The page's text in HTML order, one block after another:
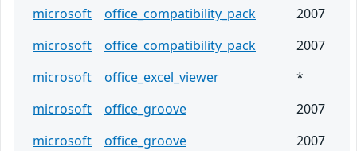
microsoft
office_compatibility_pack
2007
microsoft
office_compatibility_pack
2007
microsoft
office_excel_viewer
*
microsoft
office_groove
2007
microsoft
office_groove
2007